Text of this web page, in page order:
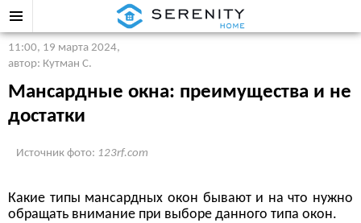
11:00, 19 марта 2024,
автор: Кутман С.
Мансардные окна: преимущества и не
достатки
Источник фото: 123rf.com
Какие типы мансардных окон бывают и на что нужно
обращать внимание при выборе данного типа окон.